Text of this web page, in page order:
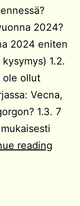
2024?
2024 eniten
1.2.
ole ollut
Vecna,
1.3. 7
reading